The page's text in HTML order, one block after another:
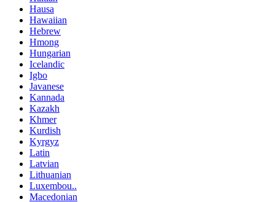
Hausa
Hawaiian
Hebrew
Hmong
Hungarian
Icelandic
Igbo
Javanese
Kannada
Kazakh
Khmer
Kurdish
Kyrgyz
Latin
Latvian
Lithuanian
Luxembou..
Macedonian